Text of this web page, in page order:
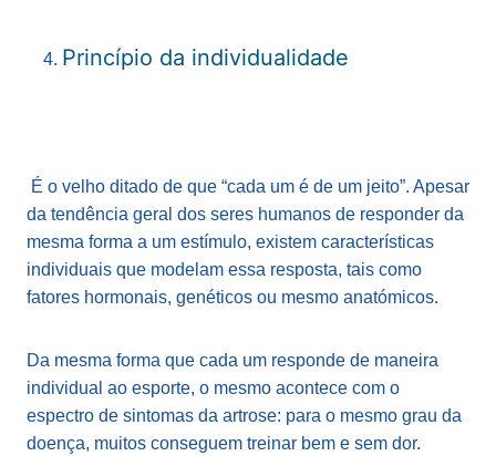
Princípio da individualidade
É o velho ditado de que “cada um é de um jeito”. Apesar
da tendência geral dos seres humanos de responder da
mesma forma a um estímulo, existem características
individuais que modelam essa resposta, tais como
fatores hormonais, genéticos ou mesmo anatómicos.
Da mesma forma que cada um responde de maneira
individual ao esporte, o mesmo acontece com o
espectro de sintomas da artrose: para o mesmo grau da
doença, muitos conseguem treinar bem e sem dor.